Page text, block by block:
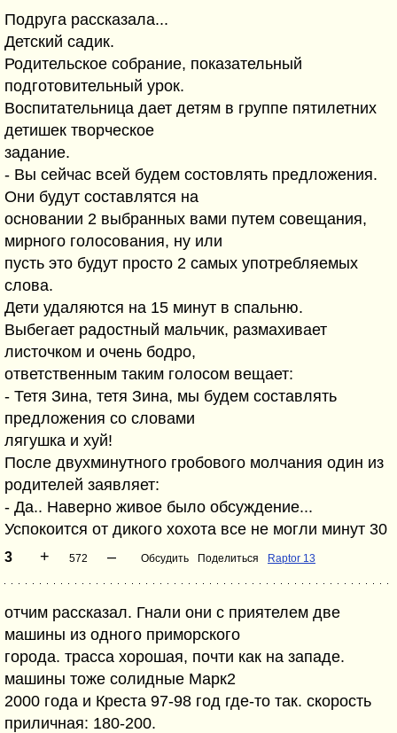
Подруга рассказала...
Детский садик.
Родительское собрание, показательный
подготовительный урок.
Воспитательница дает детям в группе пятилетних
детишек творческое
задание.
- Вы сейчас всей будем состовлять предложения.
Они будут составлятся на
основании 2 выбранных вами путем совещания,
мирного голосования, ну или
пусть это будут просто 2 самых употребляемых
слова.
Дети удаляются на 15 минут в спальню.
Выбегает радостный мальчик, размахивает
листочком и очень бодро,
ответственным таким голосом вещает:
- Тетя Зина, тетя Зина, мы будем составлять
предложения со словами
лягушка и хуй!
После двухминутного гробового молчания один из
родителей заявляет:
- Да.. Наверно живое было обсуждение...
Успокоится от дикого хохота все не могли минут 30
3 + 572 – Обсудить Поделиться Raptor 13
отчим рассказал. Гнали они с приятелем две
машины из одного приморского
города. трасса хорошая, почти как на западе.
машины тоже солидные Марк2
2000 года и Креста 97-98 год где-то так. скорость
приличная: 180-200.